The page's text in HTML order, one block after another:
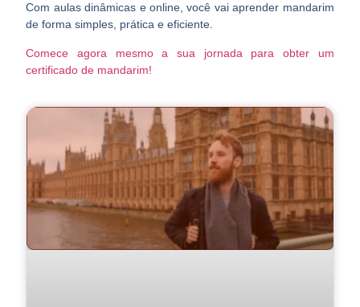
Com aulas dinâmicas e online, você vai aprender mandarim
de forma simples, prática e eficiente.
Comece agora mesmo a sua jornada para obter um
certificado de mandarim!